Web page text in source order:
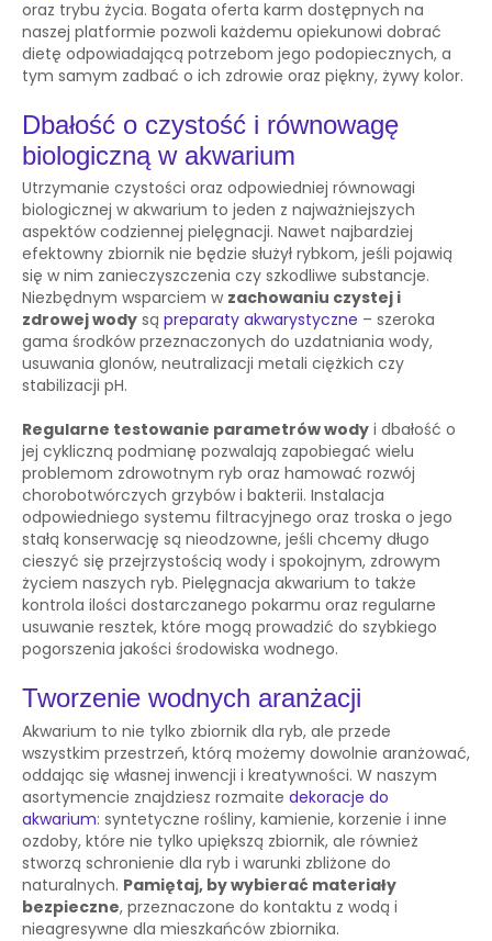
oraz trybu życia. Bogata oferta karm dostępnych na
naszej platformie pozwoli każdemu opiekunowi dobrać
dietę odpowiadającą potrzebom jego podopiecznych, a
tym samym zadbać o ich zdrowie oraz piękny, żywy kolor.
Dbałość o czystość i równowagę
biologiczną w akwarium
Utrzymanie czystości oraz odpowiedniej równowagi
biologicznej w akwarium to jeden z najważniejszych
aspektów codziennej pielęgnacji. Nawet najbardziej
efektowny zbiornik nie będzie służył rybkom, jeśli pojawią
się w nim zanieczyszczenia czy szkodliwe substancje.
Niezbędnym wsparciem w zachowaniu czystej i
zdrowej wody są preparaty akwarystyczne – szeroka
gama środków przeznaczonych do uzdatniania wody,
usuwania glonów, neutralizacji metali ciężkich czy
stabilizacji pH.
Regularne testowanie parametrów wody i dbałość o
jej cykliczną podmianę pozwalają zapobiegać wielu
problemom zdrowotnym ryb oraz hamować rozwój
chorobotwórczych grzybów i bakterii. Instalacja
odpowiedniego systemu filtracyjnego oraz troska o jego
stałą konserwację są nieodzowne, jeśli chcemy długo
cieszyć się przejrzystością wody i spokojnym, zdrowym
życiem naszych ryb. Pielęgnacja akwarium to także
kontrola ilości dostarczanego pokarmu oraz regularne
usuwanie resztek, które mogą prowadzić do szybkiego
pogorszenia jakości środowiska wodnego.
Tworzenie wodnych aranżacji
Akwarium to nie tylko zbiornik dla ryb, ale przede
wszystkim przestrzeń, którą możemy dowolnie aranżować,
oddając się własnej inwencji i kreatywności. W naszym
asortymencie znajdziesz rozmaite dekoracje do
akwarium: syntetyczne rośliny, kamienie, korzenie i inne
ozdoby, które nie tylko upiększą zbiornik, ale również
stworzą schronienie dla ryb i warunki zbliżone do
naturalnych. Pamiętaj, by wybierać materiały
bezpieczne, przeznaczone do kontaktu z wodą i
nieagresywne dla mieszkańców zbiornika.